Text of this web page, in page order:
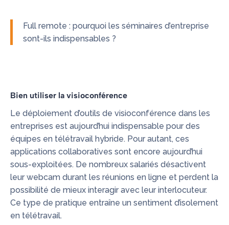
Full remote : pourquoi les séminaires d’entreprise
sont-ils indispensables ?
Bien utiliser la visioconférence
Le déploiement d’outils de visioconférence dans les
entreprises est aujourd’hui indispensable pour des
équipes en télétravail hybride. Pour autant, ces
applications collaboratives sont encore aujourd’hui
sous-exploitées. De nombreux salariés désactivent
leur webcam durant les réunions en ligne et perdent la
possibilité de mieux interagir avec leur interlocuteur.
Ce type de pratique entraîne un sentiment d’isolement
en télétravail.